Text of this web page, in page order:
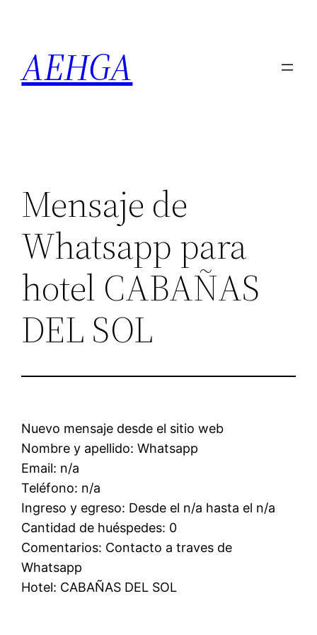
contenido
AEHGA
Mensaje de
Whatsapp para
hotel CABAÑAS
DEL SOL
Nuevo mensaje desde el sitio web
Nombre y apellido: Whatsapp
Email: n/a
Teléfono: n/a
Ingreso y egreso: Desde el n/a hasta el n/a
Cantidad de huéspedes: 0
Comentarios: Contacto a traves de
Whatsapp
Hotel: CABAÑAS DEL SOL